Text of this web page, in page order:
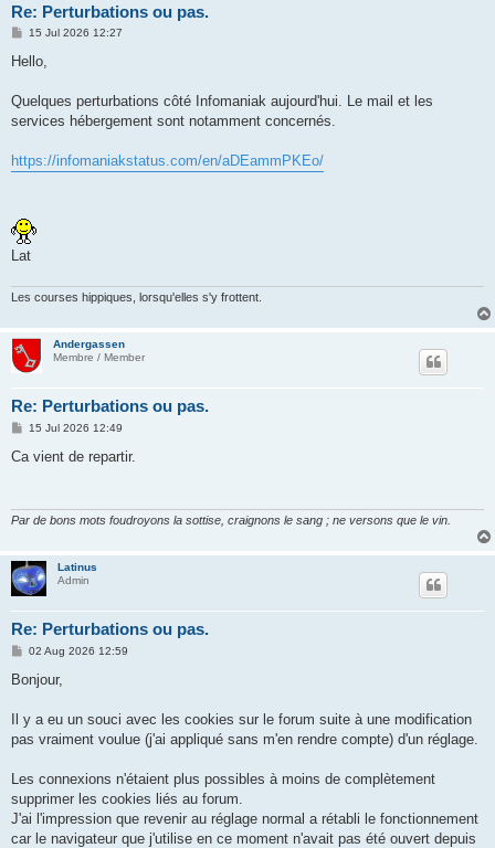
Re: Perturbations ou pas.
P
s
15 Jul 2026 12:27
Hello,
Quelques perturbations côté Infomaniak aujourd'hui. Le mail et les
services hébergement sont notamment concernés.
https://infomaniakstatus.com/en/aDEammPKEo/
Lat
Les courses hippiques, lorsqu'elles s'y frottent.
Andergassen
Membre / Member
Re: Perturbations ou pas.
P
s
15 Jul 2026 12:49
Ca vient de repartir.
Par de bons mots foudroyons la sottise, craignons le sang ; ne versons que le vin.
Latinus
Admin
Re: Perturbations ou pas.
P
s
02 Aug 2026 12:59
Bonjour,
Il y a eu un souci avec les cookies sur le forum suite à une modification
pas vraiment voulue (j'ai appliqué sans m'en rendre compte) d'un réglage.
Les connexions n'étaient plus possibles à moins de complètement
supprimer les cookies liés au forum.
J'ai l'impression que revenir au réglage normal a rétabli le fonctionnement
car le navigateur que j'utilise en ce moment n'avait pas été ouvert depuis